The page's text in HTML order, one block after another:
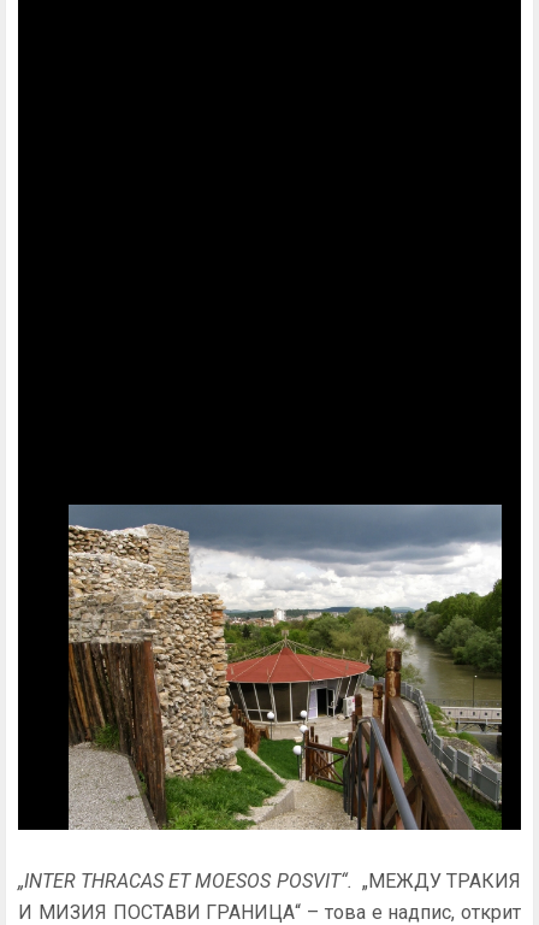
„INTER THRACAS ET MOESOS POSVIT“. „МЕЖДУ ТРАКИЯ
И МИЗИЯ ПОСТАВИ ГРАНИЦА“ – това е надпис, открит